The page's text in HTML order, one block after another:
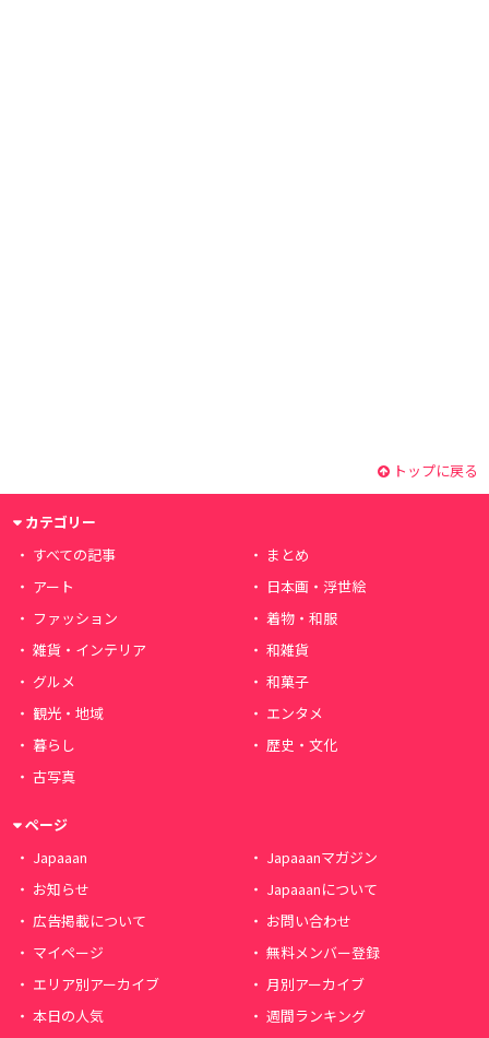
トップに戻る
カテゴリー
すべての記事
まとめ
アート
日本画・浮世絵
ファッション
着物・和服
雑貨・インテリア
和雑貨
グルメ
和菓子
観光・地域
エンタメ
暮らし
歴史・文化
古写真
ページ
Japaaan
Japaaanマガジン
お知らせ
Japaaanについて
広告掲載について
お問い合わせ
マイページ
無料メンバー登録
エリア別アーカイブ
月別アーカイブ
本日の人気
週間ランキング